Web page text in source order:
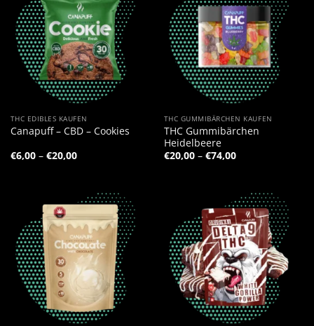
THC EDIBLES KAUFEN
Canapuff – CBD – Cookies
€6,00 – €20,00Preisspanne:
€6,00
THC GUMMIBÄRCHEN KAUFEN
THC Gummibärchen
Heidelbeere
€20,00 – €74,00Preisspanne:
€20,00